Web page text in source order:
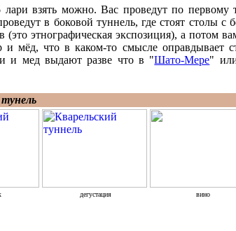
взять можно. Вас проведут по первому
в боковой туннель, где стоят столы с
этнографическая экспозиция), а потом
мёд, что в каком-то смысле оправдывает
и мед выдают разве что в "Шато-Мере"
дегустация вино